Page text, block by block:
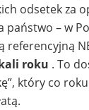
odsetek za
państwo – w
referencyjną
roku . To
który co